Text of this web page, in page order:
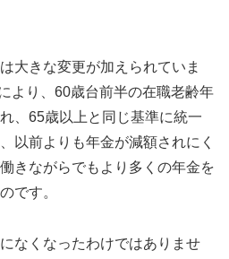
大きな変更が加えられていま
より、60歳台前半の在職老齢年
、65歳以上と同じ基準に統一
以前よりも年金が減額されにく
きながらでもより多くの年金を
です。
なくなったわけではありませ